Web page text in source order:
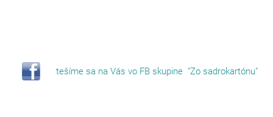
tešíme sa na Vás vo FB skupine "Zo sadrokartónu"